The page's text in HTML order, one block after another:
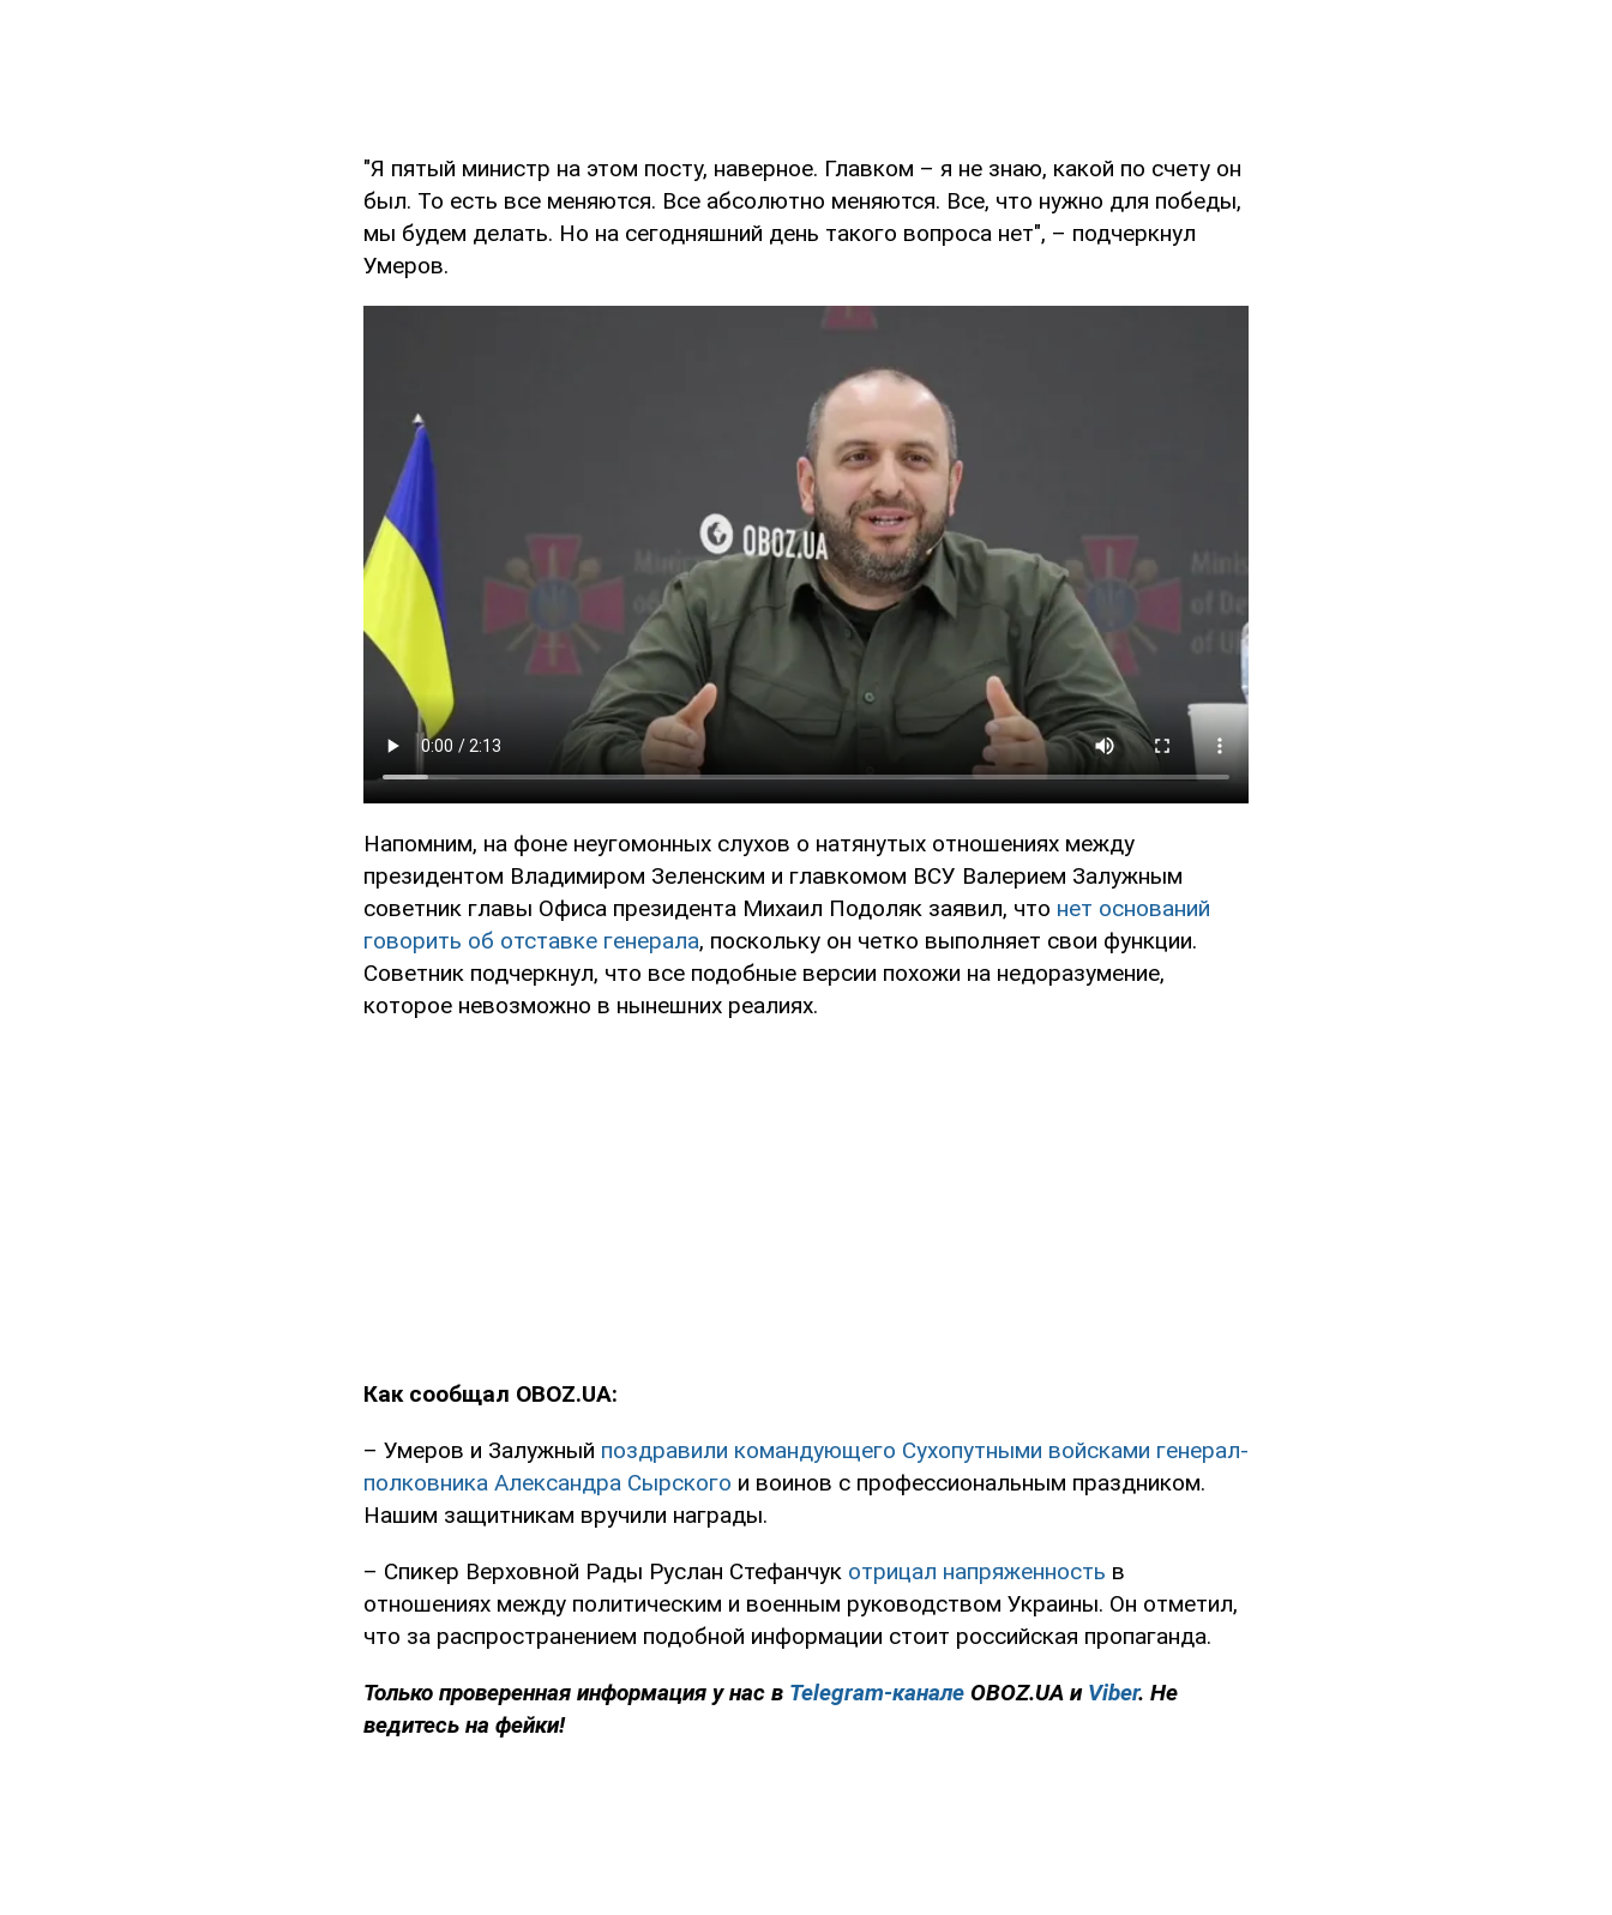
"Я пятый министр на этом посту, наверное. Главком – я не знаю, какой по счету он
был. То есть все меняются. Все абсолютно меняются. Все, что нужно для победы,
мы будем делать. Но на сегодняшний день такого вопроса нет", – подчеркнул
Умеров.
Напомним, на фоне неугомонных слухов о натянутых отношениях между
президентом Владимиром Зеленским и главкомом ВСУ Валерием Залужным
советник главы Офиса президента Михаил Подоляк заявил, что нет оснований
говорить об отставке генерала, поскольку он четко выполняет свои функции.
Советник подчеркнул, что все подобные версии похожи на недоразумение,
которое невозможно в нынешних реалиях.
Как сообщал OBOZ.UA:
– Умеров и Залужный поздравили командующего Сухопутными войсками генерал-
полковника Александра Сырского и воинов с профессиональным праздником.
Нашим защитникам вручили награды.
– Спикер Верховной Рады Руслан Стефанчук отрицал напряженность в
отношениях между политическим и военным руководством Украины. Он отметил,
что за распространением подобной информации стоит российская пропаганда.
Только проверенная информация у нас в Telegram-канале OBOZ.UA и Viber. Не
ведитесь на фейки!